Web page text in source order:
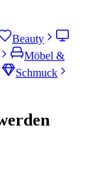
Beauty
Möbel &
Schmuck